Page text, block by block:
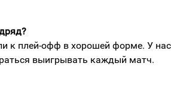
к плей-офф в хорошей форме. У
выигрывать каждый матч.